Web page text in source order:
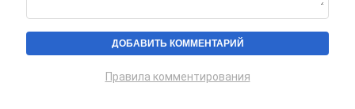
Правила комментирования